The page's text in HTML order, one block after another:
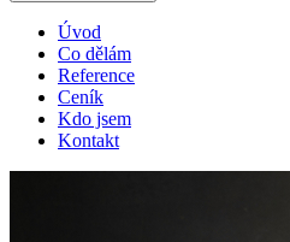
Úvod
Co dělám
Reference
Ceník
Kdo jsem
Kontakt